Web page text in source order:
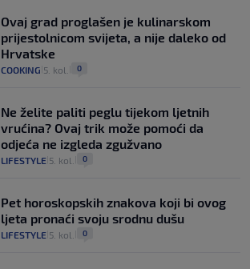
Ovaj grad proglašen je kulinarskom
prijestolnicom svijeta, a nije daleko od
Hrvatske
COOKING 5. kol. 0
Ne želite paliti peglu tijekom ljetnih
vrućina? Ovaj trik može pomoći da
odjeća ne izgleda zgužvano
LIFESTYLE 5. kol. 0
Pet horoskopskih znakova koji bi ovog
ljeta pronaći svoju srodnu dušu
LIFESTYLE 5. kol. 0